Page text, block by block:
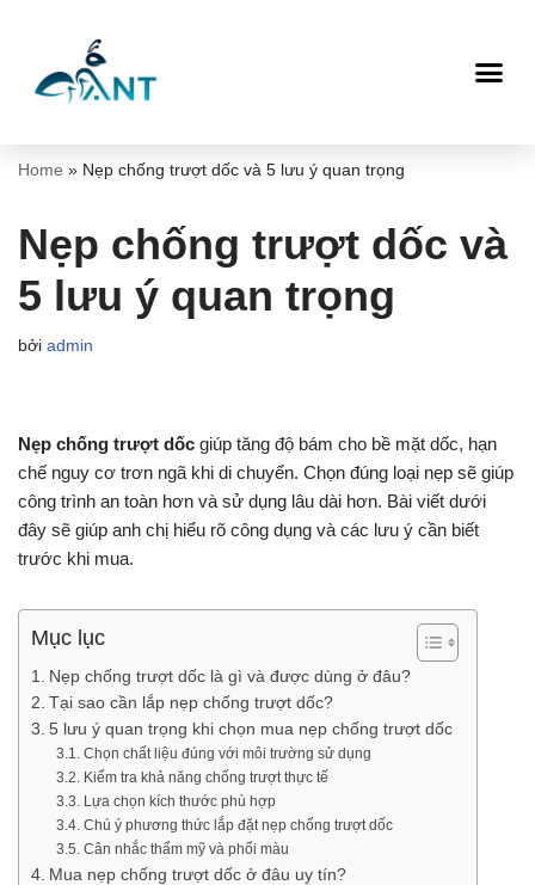
tới
Home » Nẹp chống trượt dốc và 5 lưu ý quan trọng
Nẹp chống trượt dốc và
5 lưu ý quan trọng
bởi admin
Nẹp chống trượt dốc giúp tăng độ bám cho bề mặt dốc, hạn
chế nguy cơ trơn ngã khi di chuyển. Chọn đúng loại nẹp sẽ giúp
công trình an toàn hơn và sử dụng lâu dài hơn. Bài viết dưới
đây sẽ giúp anh chị hiểu rõ công dụng và các lưu ý cần biết
trước khi mua.
Mục lục
Nẹp chống trượt dốc là gì và được dùng ở đâu?
Tại sao cần lắp nẹp chống trượt dốc?
5 lưu ý quan trọng khi chọn mua nẹp chống trượt dốc
Chọn chất liệu đúng với môi trường sử dụng
Kiểm tra khả năng chống trượt thực tế
Lựa chọn kích thước phù hợp
Chú ý phương thức lắp đặt nẹp chống trượt dốc
Cân nhắc thẩm mỹ và phối màu
Mua nẹp chống trượt dốc ở đâu uy tín?